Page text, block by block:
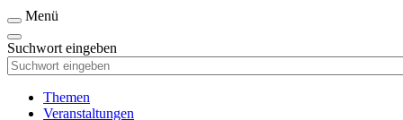
Menü
Suchwort eingeben
Main
navigation
Themen
Veranstaltungen